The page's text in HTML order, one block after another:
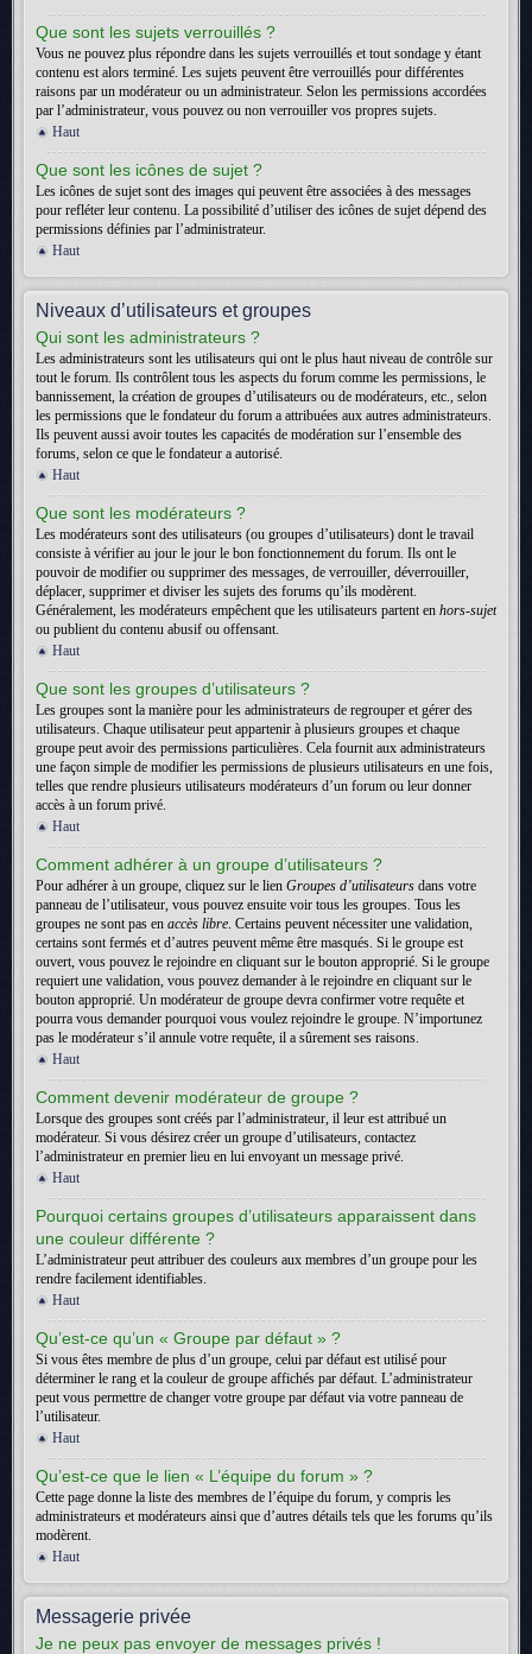
Que sont les sujets verrouillés ?
Vous ne pouvez plus répondre dans les sujets verrouillés et tout sondage y étant
contenu est alors terminé. Les sujets peuvent être verrouillés pour différentes
raisons par un modérateur ou un administrateur. Selon les permissions accordées
par l’administrateur, vous pouvez ou non verrouiller vos propres sujets.
Haut
Que sont les icônes de sujet ?
Les icônes de sujet sont des images qui peuvent être associées à des messages
pour refléter leur contenu. La possibilité d’utiliser des icônes de sujet dépend des
permissions définies par l’administrateur.
Haut
Niveaux d’utilisateurs et groupes
Qui sont les administrateurs ?
Les administrateurs sont les utilisateurs qui ont le plus haut niveau de contrôle sur
tout le forum. Ils contrôlent tous les aspects du forum comme les permissions, le
bannissement, la création de groupes d’utilisateurs ou de modérateurs, etc., selon
les permissions que le fondateur du forum a attribuées aux autres administrateurs.
Ils peuvent aussi avoir toutes les capacités de modération sur l’ensemble des
forums, selon ce que le fondateur a autorisé.
Haut
Que sont les modérateurs ?
Les modérateurs sont des utilisateurs (ou groupes d’utilisateurs) dont le travail
consiste à vérifier au jour le jour le bon fonctionnement du forum. Ils ont le
pouvoir de modifier ou supprimer des messages, de verrouiller, déverrouiller,
déplacer, supprimer et diviser les sujets des forums qu’ils modèrent.
Généralement, les modérateurs empêchent que les utilisateurs partent en hors-sujet
ou publient du contenu abusif ou offensant.
Haut
Que sont les groupes d’utilisateurs ?
Les groupes sont la manière pour les administrateurs de regrouper et gérer des
utilisateurs. Chaque utilisateur peut appartenir à plusieurs groupes et chaque
groupe peut avoir des permissions particulières. Cela fournit aux administrateurs
une façon simple de modifier les permissions de plusieurs utilisateurs en une fois,
telles que rendre plusieurs utilisateurs modérateurs d’un forum ou leur donner
accès à un forum privé.
Haut
Comment adhérer à un groupe d’utilisateurs ?
Pour adhérer à un groupe, cliquez sur le lien Groupes d’utilisateurs dans votre
panneau de l’utilisateur, vous pouvez ensuite voir tous les groupes. Tous les
groupes ne sont pas en accès libre. Certains peuvent nécessiter une validation,
certains sont fermés et d’autres peuvent même être masqués. Si le groupe est
ouvert, vous pouvez le rejoindre en cliquant sur le bouton approprié. Si le groupe
requiert une validation, vous pouvez demander à le rejoindre en cliquant sur le
bouton approprié. Un modérateur de groupe devra confirmer votre requête et
pourra vous demander pourquoi vous voulez rejoindre le groupe. N’importunez
pas le modérateur s’il annule votre requête, il a sûrement ses raisons.
Haut
Comment devenir modérateur de groupe ?
Lorsque des groupes sont créés par l’administrateur, il leur est attribué un
modérateur. Si vous désirez créer un groupe d’utilisateurs, contactez
l’administrateur en premier lieu en lui envoyant un message privé.
Haut
Pourquoi certains groupes d’utilisateurs apparaissent dans
une couleur différente ?
L’administrateur peut attribuer des couleurs aux membres d’un groupe pour les
rendre facilement identifiables.
Haut
Qu’est-ce qu’un « Groupe par défaut » ?
Si vous êtes membre de plus d’un groupe, celui par défaut est utilisé pour
déterminer le rang et la couleur de groupe affichés par défaut. L’administrateur
peut vous permettre de changer votre groupe par défaut via votre panneau de
l’utilisateur.
Haut
Qu’est-ce que le lien « L’équipe du forum » ?
Cette page donne la liste des membres de l’équipe du forum, y compris les
administrateurs et modérateurs ainsi que d’autres détails tels que les forums qu’ils
modèrent.
Haut
Messagerie privée
Je ne peux pas envoyer de messages privés !